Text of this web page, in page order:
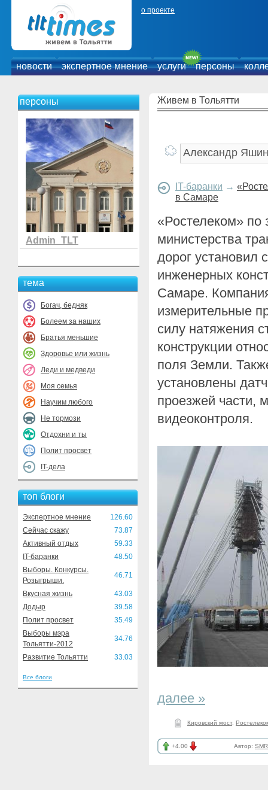
о проекте
новости экспертное мнение услуги персоны
персоны
Admin_TLT
тема
Богач, бедняк
Болеем за наших
Братья меньшие
Здоровье или жизнь
Леди и медведи
Моя семья
Научим любого
Не тормози
Отдохни и ты
Полит просвет
IT-дела
топ блоги
Экспертное мнение
126.60
Сейчас скажу
73.87
Активный отдых
59.33
IT-баранки
48.50
Выборы. Конкурсы.
Розыгрыши.
46.71
Вкусная жизнь
43.03
Додыр
39.58
Полит просвет
35.49
Выборы мэра
Тольятти-2012
34.76
Развитие Тольятти 33.03
Все блоги
Живем в Тольятти
IT-баранки →
в Самаре
«Ростелеком» по
министерства
дорог установил
инженерных
Самаре.
измерительные
силу натяжения
конструкции
поля Земли.
установлены
проезжей части,
видеоконтроля.
далее »
Кировский мост,
+4.00 Автор: